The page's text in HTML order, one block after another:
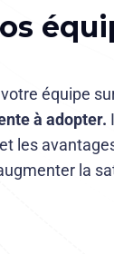
équipe
à adopter.
les
la